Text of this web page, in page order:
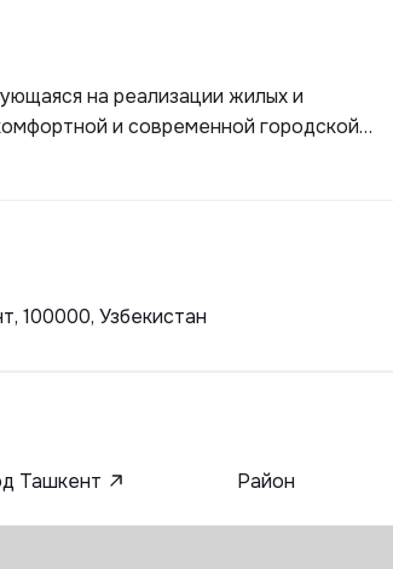
на реализации жилых и
и современной городской
вниманием к деталям и
проекты, которые
100000, Узбекистан
Ташкент Район